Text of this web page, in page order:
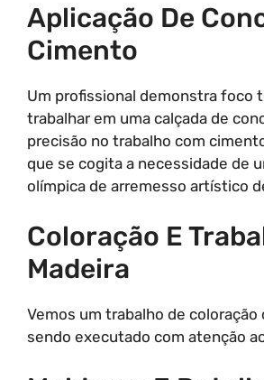
Aplicação De
Cimento
Um profissional demonstra foco
trabalhar em uma calçada de
precisão no trabalho com
que se cogita a necessidade de
olímpica de arremesso artístico
Coloração E
Madeira
Vemos um trabalho de coloração
sendo executado com atenção